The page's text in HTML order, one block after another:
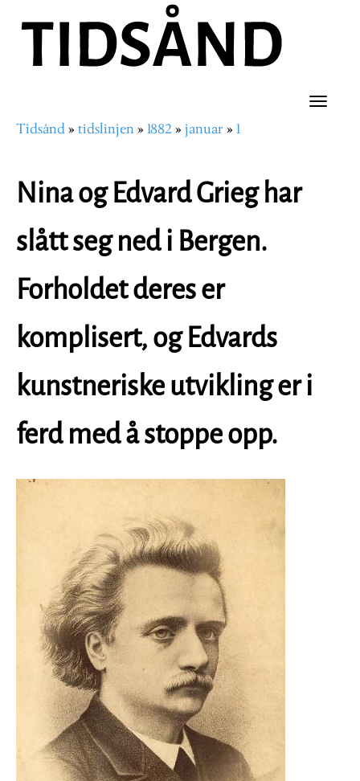
hovedinnhold
Toggle
Navigasjonssti
Tidsånd tidslinjen 1882 januar 1
Nina og Edvard Grieg har
slått seg ned i Bergen.
Forholdet deres er
komplisert, og Edvards
kunstneriske utvikling er i
ferd med å stoppe opp.
Image